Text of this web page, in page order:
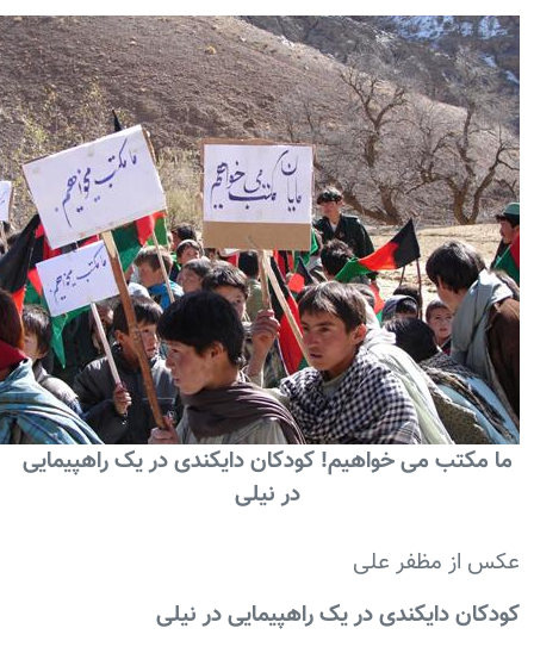
می خواهيم! کودکان دايکندی در يک راهپيمايی
در نيلی
مظفر علی
دايکندی در يک راهپيمايی در نيلی